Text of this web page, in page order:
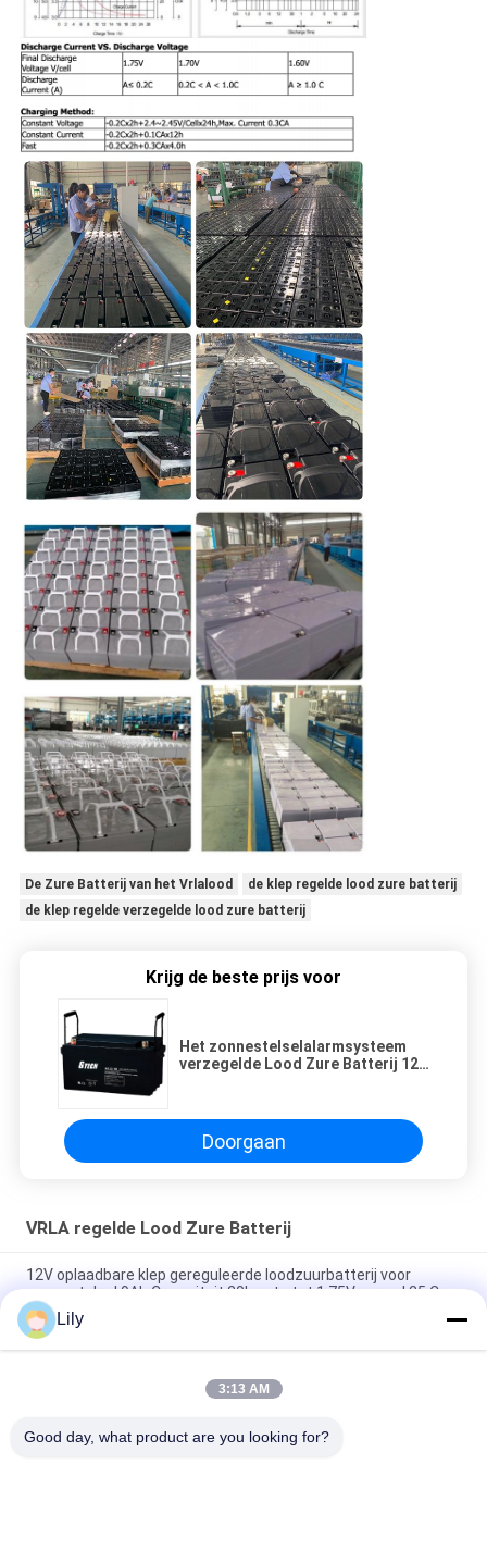
De Zure Batterij van het Vrlalood
de klep regelde lood zure batterij
de klep regelde verzegelde lood zure batterij
Krijg de beste prijs voor
Het zonnestelselalarmsysteem
verzegelde Lood Zure Batterij 12v
Doorgaan
VRLA regelde Lood Zure Batterij
12V oplaadbare klep gereguleerde loodzuurbatterij voor
zonnestelsel 9Ah Capaciteit 20h-rate tot 1,75V per cel 25 C
2.55 Kg 12V 9Ah VRLA type lead acid battery for
UPS,Telecom,solar system,alarm system
2.05kg weight 12v sealed valve regulated rechargeable
Lily
3:13 AM
Good day, what product are you looking for?